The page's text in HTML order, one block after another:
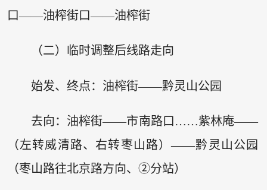
口——油榨街口——油榨街
（二）临时调整后线路走向
始发、终点：油榨街——黔灵山公园
去向：油榨街——市南路口……紫林庵——
（左转威清路、右转枣山路）——黔灵山公园
（枣山路往北京路方向、②分站）